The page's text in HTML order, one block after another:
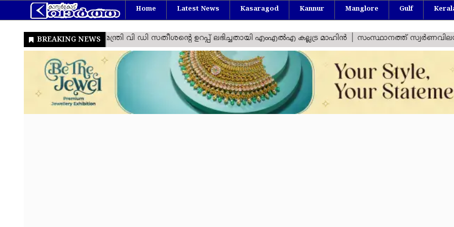
Home Latest News Kasaragod Kannur Manglore Gulf